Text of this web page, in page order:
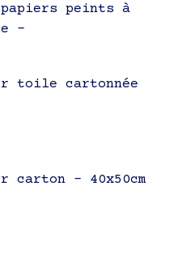
papiers peints à
–
toile cartonnée
carton – 40x50cm